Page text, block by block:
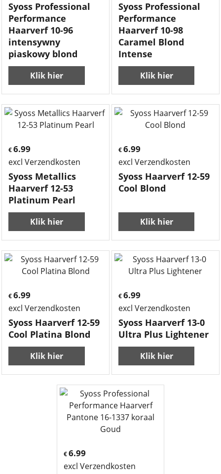
Syoss Professional
Performance
Haarverf 10-96
intensywny
piaskowy blond
Klik hier
Syoss Professional
Performance
Haarverf 10-98
Caramel Blond
Intense
Klik hier
€ 6.99
excl Verzendkosten
Syoss Metallics
Haarverf 12-53
Platinum Pearl
Klik hier
€6.99
excl Verzendkosten
Syoss Haarverf 12-59
Cool Blond
Klik hier
€ 6.99
excl Verzendkosten
Syoss Haarverf 12-59
Cool Platina Blond
Klik hier
€6.99
excl Verzendkosten
Syoss Haarverf 13-0
Ultra Plus Lightener
Klik hier
€6.99
excl Verzendkosten